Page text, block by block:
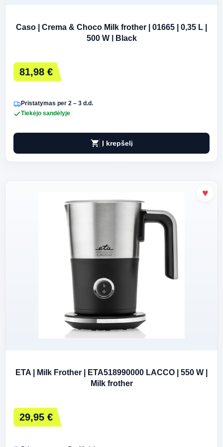
Caso | Crema & Choco Milk frother | 01665 | 0,35 L |
500 W | Black
81,98 €
Pristatymas per 2 – 3 d.d.
Tiekėjo sandėlyje
shopping_cart Į krepšelį
ETA | Milk Frother | ETA518990000 LACCO | 550 W |
Milk frother
29,95 €